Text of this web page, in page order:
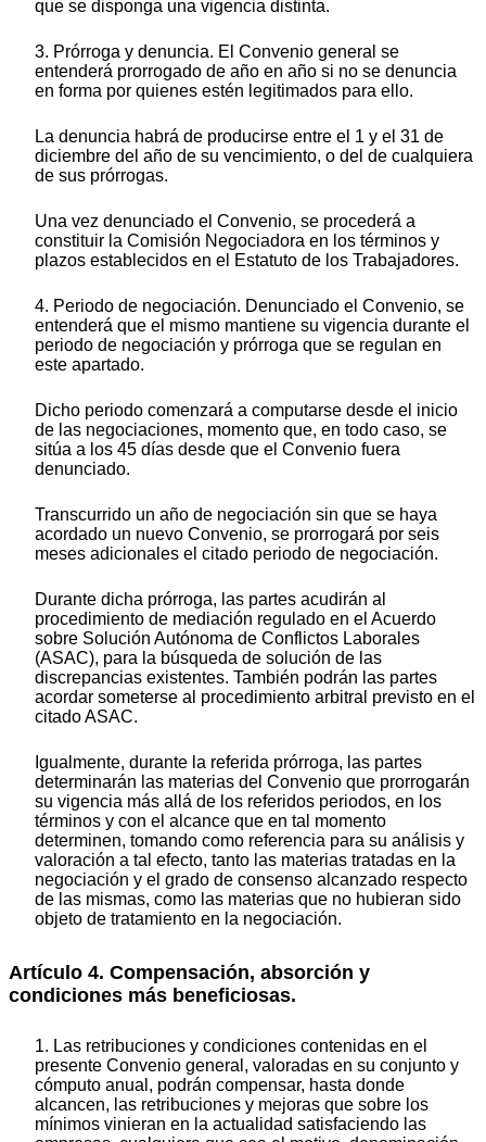
que se disponga una vigencia distinta.
3. Prórroga y denuncia. El Convenio general se
entenderá prorrogado de año en año si no se denuncia
en forma por quienes estén legitimados para ello.
La denuncia habrá de producirse entre el 1 y el 31 de
diciembre del año de su vencimiento, o del de cualquiera
de sus prórrogas.
Una vez denunciado el Convenio, se procederá a
constituir la Comisión Negociadora en los términos y
plazos establecidos en el Estatuto de los Trabajadores.
4. Periodo de negociación. Denunciado el Convenio, se
entenderá que el mismo mantiene su vigencia durante el
periodo de negociación y prórroga que se regulan en
este apartado.
Dicho periodo comenzará a computarse desde el inicio
de las negociaciones, momento que, en todo caso, se
sitúa a los 45 días desde que el Convenio fuera
denunciado.
Transcurrido un año de negociación sin que se haya
acordado un nuevo Convenio, se prorrogará por seis
meses adicionales el citado periodo de negociación.
Durante dicha prórroga, las partes acudirán al
procedimiento de mediación regulado en el Acuerdo
sobre Solución Autónoma de Conflictos Laborales
(ASAC), para la búsqueda de solución de las
discrepancias existentes. También podrán las partes
acordar someterse al procedimiento arbitral previsto en el
citado ASAC.
Igualmente, durante la referida prórroga, las partes
determinarán las materias del Convenio que prorrogarán
su vigencia más allá de los referidos periodos, en los
términos y con el alcance que en tal momento
determinen, tomando como referencia para su análisis y
valoración a tal efecto, tanto las materias tratadas en la
negociación y el grado de consenso alcanzado respecto
de las mismas, como las materias que no hubieran sido
objeto de tratamiento en la negociación.
Artículo 4. Compensación, absorción y
condiciones más beneficiosas.
1. Las retribuciones y condiciones contenidas en el
presente Convenio general, valoradas en su conjunto y
cómputo anual, podrán compensar, hasta donde
alcancen, las retribuciones y mejoras que sobre los
mínimos vinieran en la actualidad satisfaciendo las